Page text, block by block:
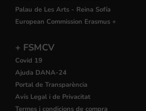
Palau de Les Arts - Reina Sofía
European Commission Erasmus +
+ FSMCV
Covid 19
Ajuda DANA-24
Portal de Transparència
Avís Legal i de Privacitat
Termes i condicions de compra